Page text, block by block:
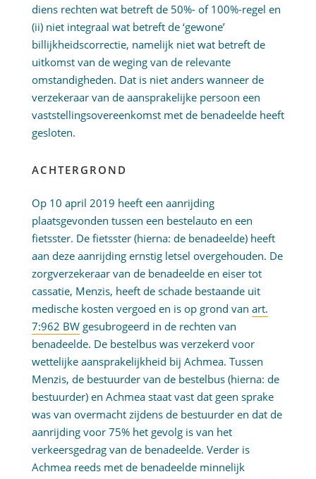
diens rechten wat betreft de 50%- of 100%-regel en
(ii) niet integraal wat betreft de ‘gewone’
billijkheidscorrectie, namelijk niet wat betreft de
uitkomst van de weging van de relevante
omstandigheden. Dat is niet anders wanneer de
verzekeraar van de aansprakelijke persoon een
vaststellingsovereenkomst met de benadeelde heeft
gesloten.
ACHTERGROND
Op 10 april 2019 heeft een aanrijding
plaatsgevonden tussen een bestelauto en een
fietsster. De fietsster (hierna: de benadeelde) heeft
aan deze aanrijding ernstig letsel overgehouden. De
zorgverzekeraar van de benadeelde en eiser tot
cassatie, Menzis, heeft de schade bestaande uit
medische kosten vergoed en is op grond van art.
7:962 BWgesubrogeerd in de rechten van
benadeelde. De bestelbus was verzekerd voor
wettelijke aansprakelijkheid bij Achmea. Tussen
Menzis, de bestuurder van de bestelbus (hierna: de
bestuurder) en Achmea staat vast dat geen sprake
was van overmacht zijdens de bestuurder en dat de
aanrijding voor 75% het gevolg is van het
verkeersgedrag van de benadeelde. Verder is
Achmea reeds met de benadeelde minnelijk